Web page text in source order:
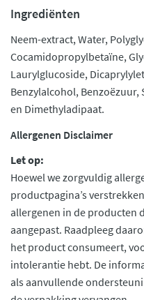
Ingrediënten
Neem-extract, Water,
Cocamidopropylbetaïne,
Laurylglucoside,
Benzylalcohol,
en Dimethyladipaat.
Allergenen Disclaimer
Let op:
Hoewel we zorgvuldig
productpagina’s
allergenen in de producten
aangepast. Raadpleeg
het product consumeert,
intolerantie hebt. De
als aanvullende